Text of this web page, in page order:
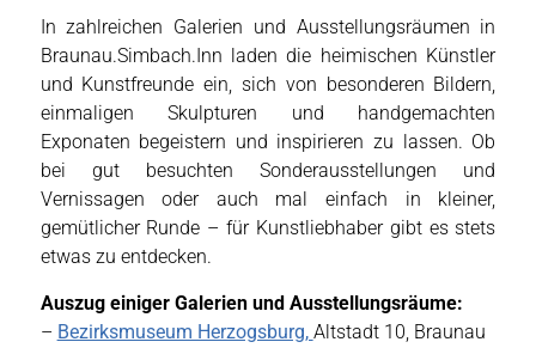
In zahlreichen Galerien und Ausstellungsräumen in
Braunau.Simbach.Inn laden die heimischen Künstler
und Kunstfreunde ein, sich von besonderen Bildern,
einmaligen Skulpturen und handgemachten
Exponaten begeistern und inspirieren zu lassen. Ob
bei gut besuchten Sonderausstellungen und
Vernissagen oder auch mal einfach in kleiner,
gemütlicher Runde – für Kunstliebhaber gibt es stets
etwas zu entdecken.
Auszug einiger Galerien und Ausstellungsräume:
– Bezirksmuseum Herzogsburg, Altstadt 10, Braunau